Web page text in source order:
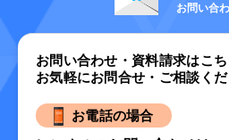
お問い合
お問い合わせ・資料請求はこ
お気軽にお問合せ・ご相談く
お電話の場合